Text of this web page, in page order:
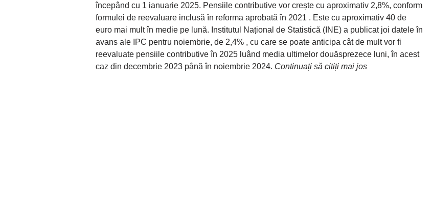
începând cu 1 ianuarie 2025. Pensiile contributive vor crește cu aproximativ 2,8%, conform
formulei de reevaluare inclusă în reforma aprobată în 2021 . Este cu aproximativ 40 de
euro mai mult în medie pe lună. Institutul Național de Statistică (INE) a publicat joi datele în
avans ale IPC pentru noiembrie, de 2,4% , cu care se poate anticipa cât de mult vor fi
reevaluate pensiile contributive în 2025 luând media ultimelor douăsprezece luni, în acest
caz din decembrie 2023 până în noiembrie 2024. Continuați să citiți mai jos